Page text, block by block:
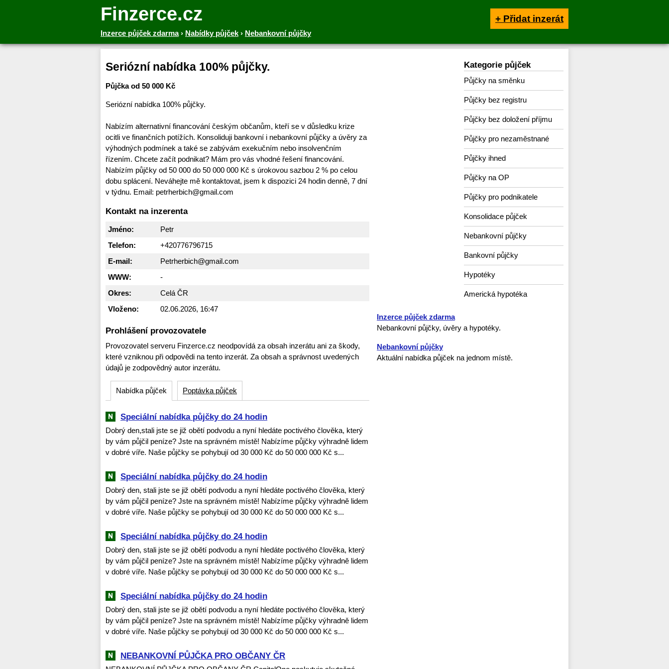
Finzerce.cz
Inzerce půjček zdarma› Nabídky půjček › Nebankovní půjčky
+ Přidat inzerát
Seriózní nabídka 100% půjčky.
Půjčka od 50 000 Kč
Seriózní nabídka 100% půjčky.
Nabízím alternativní financování českým občanům, kteří se v důsledku krize
ocitli ve finančních potížích. Konsoliduji bankovní i nebankovní půjčky a úvěry za
výhodných podmínek a také se zabývám exekučním nebo insolvenčním
řízením. Chcete začít podnikat? Mám pro vás vhodné řešení financování.
Nabízím půjčky od 50 000 do 50 000 000 Kč s úrokovou sazbou 2 % po celou
dobu splácení. Neváhejte mě kontaktovat, jsem k dispozici 24 hodin denně, 7 dní
v týdnu. Email: petrherbich@gmail.com
Kontakt na inzerenta
Jméno:
Petr
Telefon:
+420776796715
E-mail:
Petrherbich@gmail.com
WWW:
-
Okres:
Celá ČR
Vloženo:
02.06.2026, 16:47
Prohlášení provozovatele
Provozovatel serveru Finzerce.cz neodpovídá za obsah inzerátu ani za škody,
které vzniknou při odpovědi na tento inzerát. Za obsah a správnost uvedených
údajů je zodpovědný autor inzerátu.
Nabídka půjček Poptávka půjček
Speciální nabídka půjčky do 24 hodin
Dobrý den,stali jste se již obětí podvodu a nyní hledáte poctivého člověka, který
by vám půjčil peníze? Jste na správném místě! Nabízíme půjčky výhradně lidem
v dobré víře. Naše půjčky se pohybují od 30 000 Kč do 50 000 000 Kč s...
Speciální nabídka půjčky do 24 hodin
Dobrý den, stali jste se již obětí podvodu a nyní hledáte poctivého člověka, který
by vám půjčil peníze? Jste na správném místě! Nabízíme půjčky výhradně lidem
v dobré víře. Naše půjčky se pohybují od 30 000 Kč do 50 000 000 Kč s...
Speciální nabídka půjčky do 24 hodin
Dobrý den, stali jste se již obětí podvodu a nyní hledáte poctivého člověka, který
by vám půjčil peníze? Jste na správném místě! Nabízíme půjčky výhradně lidem
v dobré víře. Naše půjčky se pohybují od 30 000 Kč do 50 000 000 Kč s...
Speciální nabídka půjčky do 24 hodin
Dobrý den, stali jste se již obětí podvodu a nyní hledáte poctivého člověka, který
by vám půjčil peníze? Jste na správném místě! Nabízíme půjčky výhradně lidem
v dobré víře. Naše půjčky se pohybují od 30 000 Kč do 50 000 000 Kč s...
NEBANKOVNÍ PŮJČKA PRO OBČANY ČR
Kategorie půjček
Půjčky na směnku
Půjčky bez registru
Půjčky bez doložení příjmu
Půjčky pro nezaměstnané
Půjčky ihned
Půjčky na OP
Půjčky pro podnikatele
Konsolidace půjček
Nebankovní půjčky
Bankovní půjčky
Hypotéky
Americká hypotéka
Inzerce půjček zdarma
Nebankovní půjčky, úvěry a hypotéky.
Nebankovní půjčky
Aktuální nabídka půjček na jednom místě.